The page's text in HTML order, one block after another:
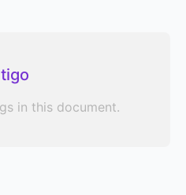
in this document.